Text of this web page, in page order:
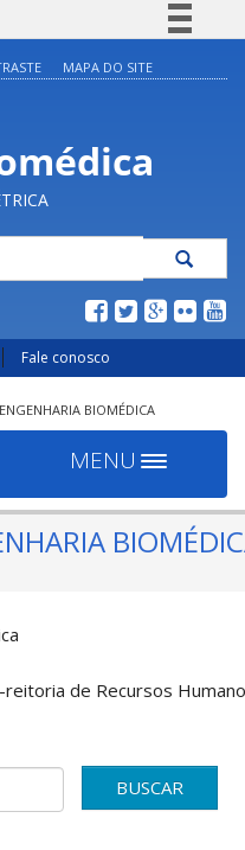
Acesso à informação
Canais
MAPA DO SITE
Fale conosco
BIOMÉDICA
MENU
Toggle
navigation
de Recursos
BUSCAR